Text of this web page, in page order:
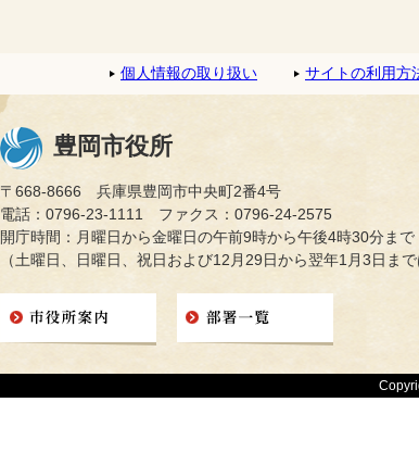
個人情報の取り扱い サイトの利用方
豊岡市役所
〒668-8666 兵庫県豊岡市中央町2番4号
電話：0796-23-1111 ファクス：0796-24-2575
開庁時間：月曜日から金曜日の午前9時から午後4時30分まで
（土曜日、日曜日、祝日および12月29日から翌年1月3日まで